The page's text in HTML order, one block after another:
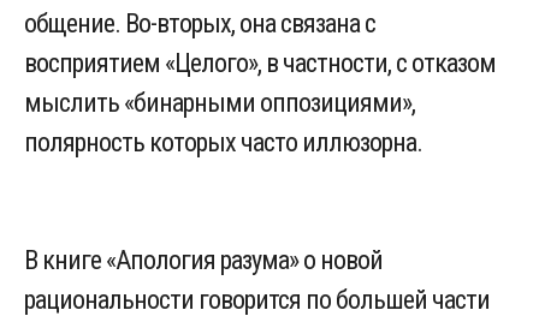
общение. Во-вторых, она связана с
восприятием «Целого», в частности, с отказом
мыслить «бинарными оппозициями»,
полярность которых часто иллюзорна.
В книге «Апология разума» о новой
рациональности говорится по большей части